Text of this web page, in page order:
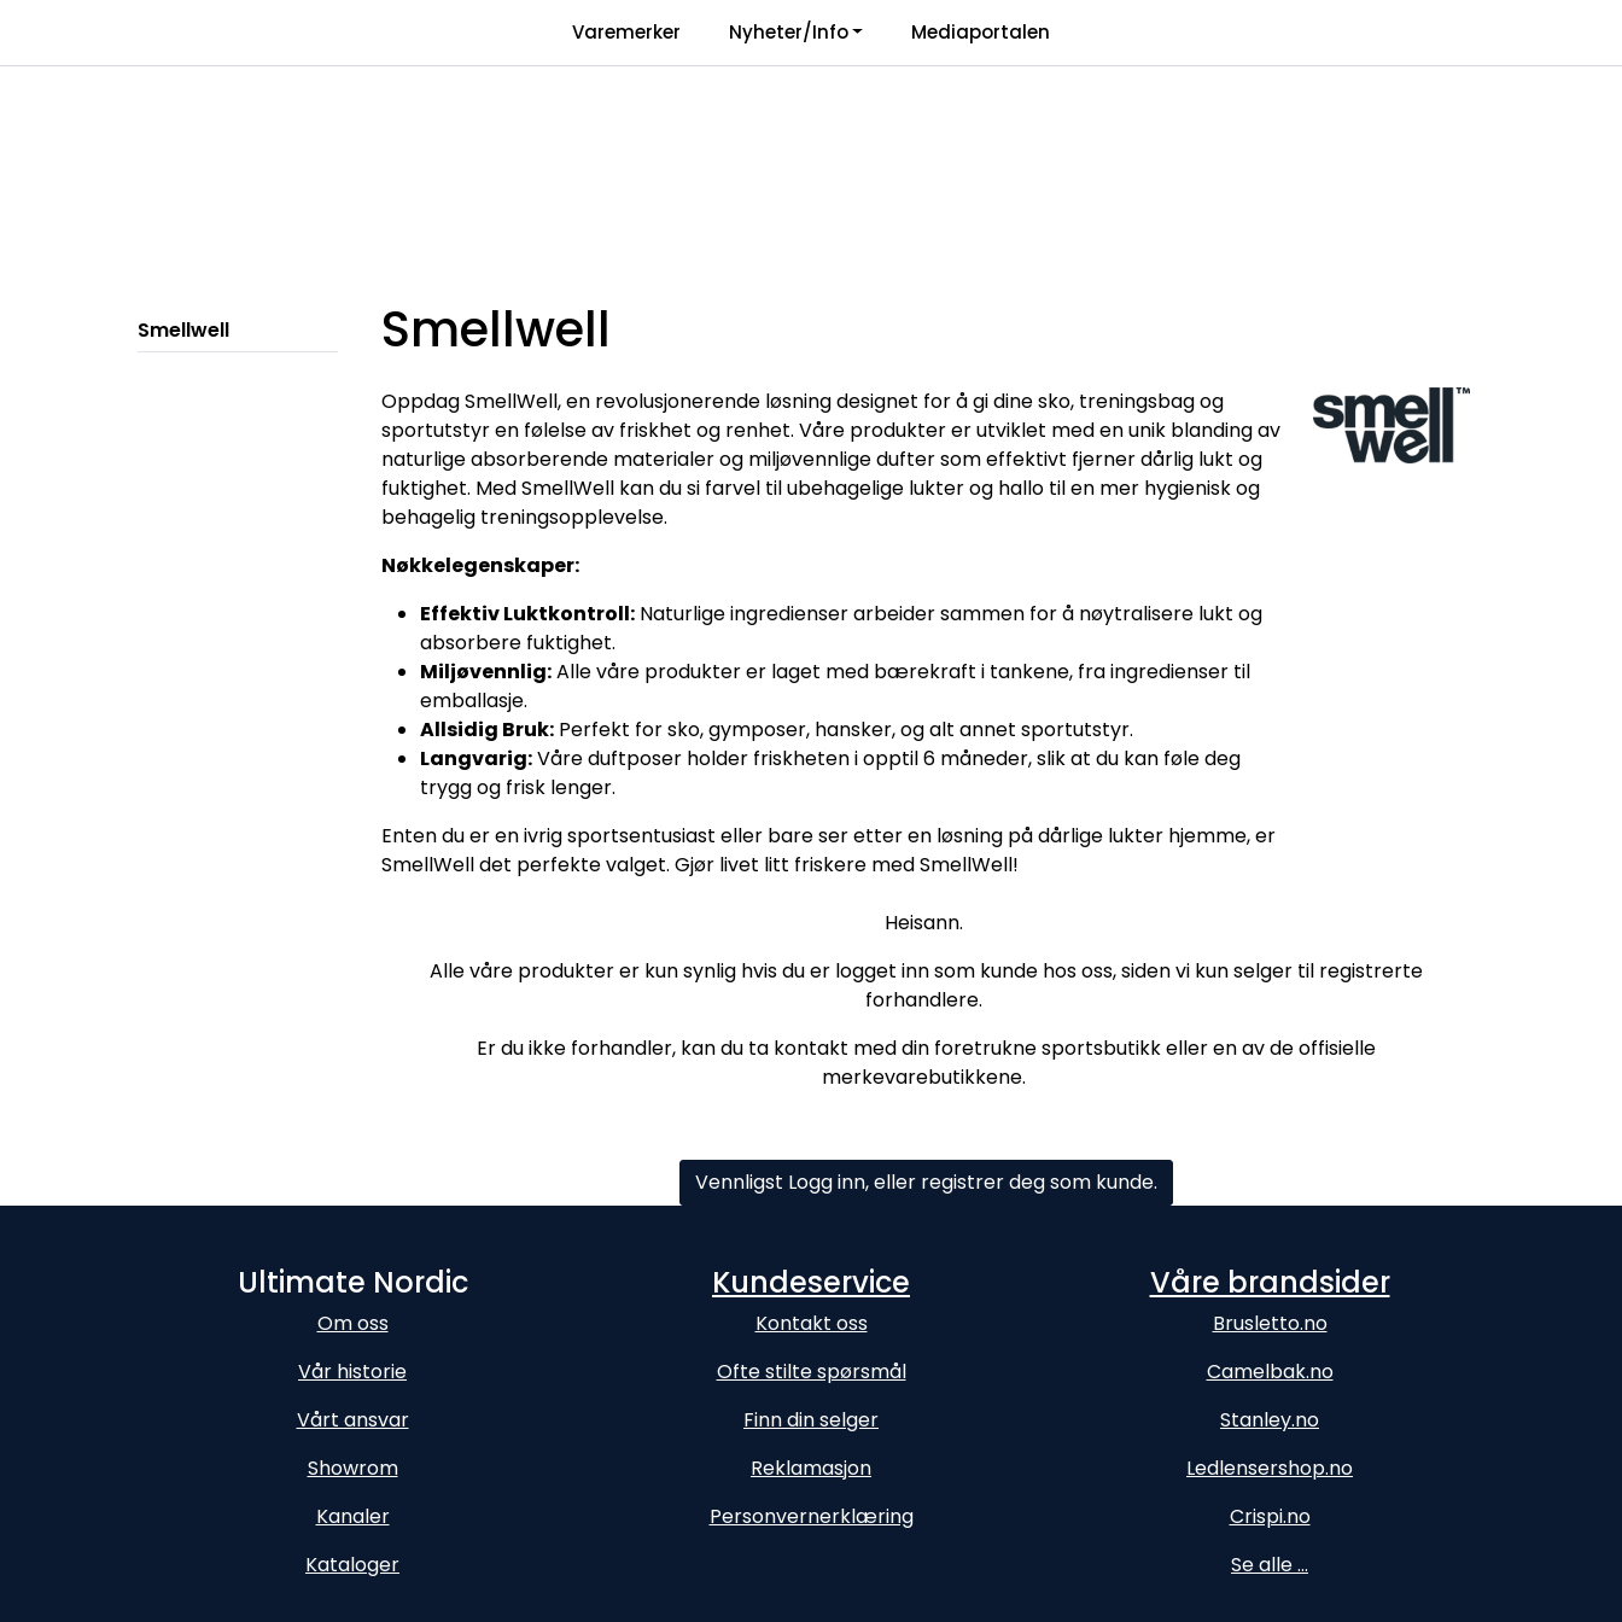
Vårt ansvar Language
Varemerker Nyheter/Info Mediaportalen
Smellwell Smellwell
Oppdag SmellWell, en revolusjonerende løsning designet for å gi dine sko, treningsbag og
sportutstyr en følelse av friskhet og renhet. Våre produkter er utviklet med en unik blanding av
naturlige absorberende materialer og miljøvennlige dufter som effektivt fjerner dårlig lukt og
fuktighet. Med SmellWell kan du si farvel til ubehagelige lukter og hallo til en mer hygienisk og
behagelig treningsopplevelse.
Nøkkelegenskaper:
Effektiv Luktkontroll: Naturlige ingredienser arbeider sammen for å nøytralisere lukt og
absorbere fuktighet.
Miljøvennlig:Alle våre produkter er laget med bærekraft i tankene, fra ingredienser til
emballasje.
Allsidig Bruk: Perfekt for sko, gymposer, hansker, og alt annet sportutstyr.
Langvarig:Våre duftposer holder friskheten i opptil 6 måneder, slik at du kan føle deg
trygg og frisk lenger.
Enten du er en ivrig sportsentusiast eller bare ser etter en løsning på dårlige lukter hjemme, er
SmellWell det perfekte valget. Gjør livet litt friskere med SmellWell!
Heisann.
Alle våre produkter er kun synlig hvis du er logget inn som kunde hos oss, siden vi kun selger til registrerte
forhandlere.
Er du ikke forhandler, kan du ta kontakt med din foretrukne sportsbutikk eller en av de offisielle
merkevarebutikkene.
Vennligst Logg inn, eller registrer deg som kunde.
Ultimate Nordic
Om oss
Vår historie
Vårt ansvar
Showrom
Kanaler
Kataloger
Kundeservice
Kontakt oss
Ofte stilte spørsmål
Finn din selger
Reklamasjon
Personvernerklæring
Våre brandsider
Brusletto.no
Camelbak.no
Stanley.no
Ledlensershop.no
Crispi.no
Se alle ...